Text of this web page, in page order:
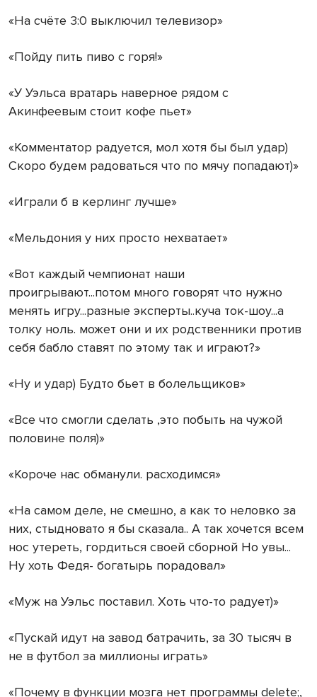
«На счёте 3:0 выключил телевизор»
«Пойду пить пиво с горя!»
«У Уэльса вратарь наверное рядом с
Акинфеевым стоит кофе пьет»
«Комментатор радуется, мол хотя бы был удар)
Скоро будем радоваться что по мячу попадают)»
«Играли б в керлинг лучше»
«Мельдония у них просто нехватает»
«Вот каждый чемпионат наши
проигрывают...потом много говорят что нужно
менять игру...разные эксперты..куча ток-шоу...а
толку ноль. может они и их родственники против
себя бабло ставят по этому так и играют?»
«Ну и удар) Будто бьет в болельщиков»
«Все что смогли сделать ,это побыть на чужой
половине поля)»
«Короче нас обманули. расходимся»
«На самом деле, не смешно, а как то неловко за
них, стыдновато я бы сказала.. А так хочется всем
нос утереть, гордиться своей сборной Но увы...
Ну хоть Федя- богатырь порадовал»
«Муж на Уэльс поставил. Хоть что-то радует)»
«Пускай идут на завод батрачить, за 30 тысяч в
не в футбол за миллионы играть»
«Почему в функции мозга нет программы delete;,